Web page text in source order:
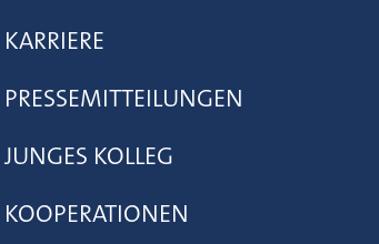
KARRIERE
PRESSEMITTEILUNGEN
JUNGES KOLLEG
KOOPERATIONEN